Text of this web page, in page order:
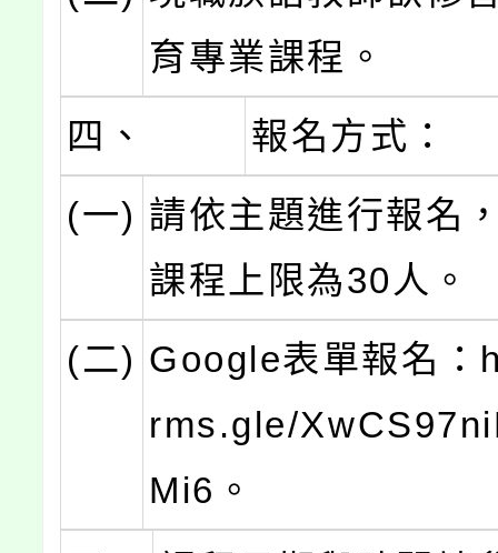
育專業課程。
四、
報名方式：
(一) 請依主題進行報名
課程上限為30人。
(二) Google表單報名
rms.gle/
Mi6。